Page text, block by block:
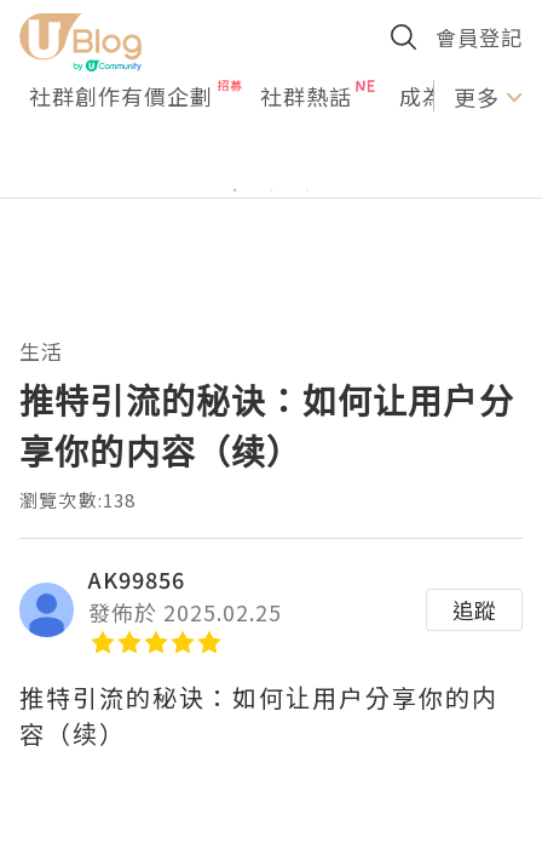
會員登記
社群創作有價企劃 社群熱話 成為U更多
生活
推特引流的秘诀：如何让用户分
享你的内容（续）
瀏覽次數:138
AK99856
發佈於 2025.02.25
追蹤
推特引流的秘诀：如何让用户分享你的内
容（续）